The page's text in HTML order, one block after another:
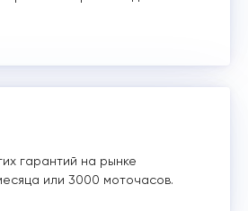
гарантий на рынке
или 3000 моточасов.